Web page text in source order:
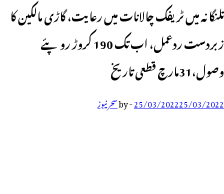
تلنگانہ میں ٹریفک چالانات میں رعایت، گاڑی مالکین کا
زبردست ردعمل، اب تک 190 کروڑ روپئے
وصول،31مارچ قطعی تاریخ
25/03/202225/03/2022
-
byسحر نیوز